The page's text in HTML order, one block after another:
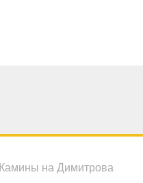
Камины на Димитрова